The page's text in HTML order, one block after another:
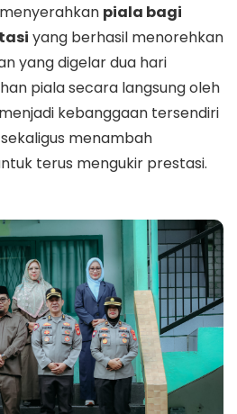
piala bagi
yang berhasil menorehkan
yang digelar dua hari
piala secara langsung oleh
kebanggaan tersendiri
menambah
terus mengukir prestasi.